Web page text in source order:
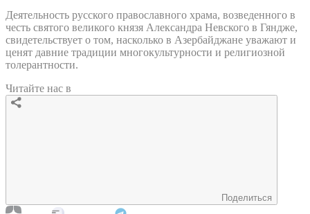
Деятельность русского православного храма, возведенного в
честь святого великого князя Александра Невского в Гяндже,
свидетельствует о том, насколько в Азербайджане уважают и
ценят давние традиции многокультурности и религиозной
толерантности.
Читайте нас в
Поделиться